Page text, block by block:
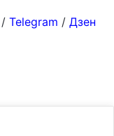
/ Telegram / Дзен